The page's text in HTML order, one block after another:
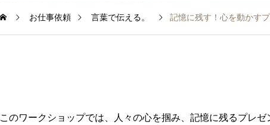
お仕事依頼 言葉で伝える。 記憶に残す！心を動かす
このワークショップでは、人々の心を掴み、記憶に残るプレ